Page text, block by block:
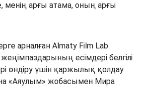
арғы атама, оның арғы
арналған Almaty Film Lab
есімдері белгілі
өндіру үшін қаржылық қолдау
«Аяулым» жобасымен Мира